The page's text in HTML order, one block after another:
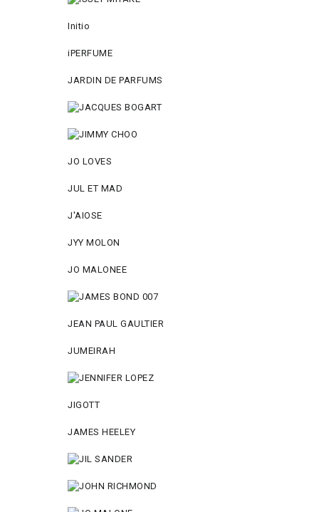
Initio
iPERFUME
JARDIN DE PARFUMS
JO LOVES
JUL ET MAD
J'AIOSE
JYY МОLON
JO MАLОNEE
JEAN PAUL GAULTIER
JUMEIRAH
JIGOTT
JAMES HEELEY